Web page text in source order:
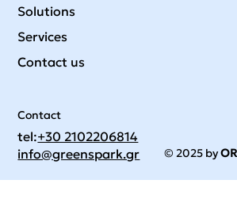
Solutions
Services
Contact us
Contact
tel:+30 2102206814
info@greenspark.gr
© 2025 by